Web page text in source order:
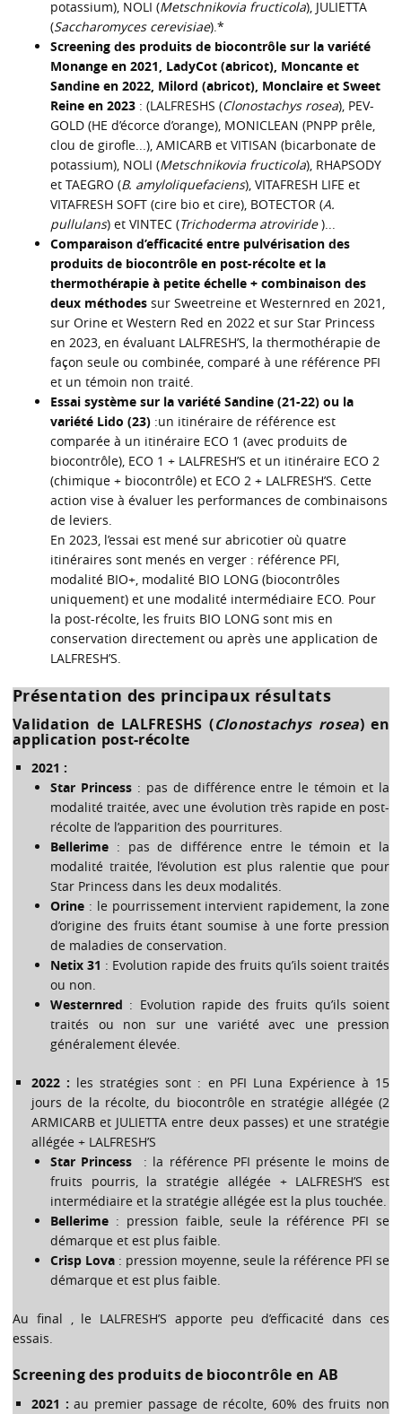
potassium), NOLI (Metschnikovia fructicola), JULIETTA
(Saccharomyces cerevisiae).*
Screening des produits de biocontrôle sur la variété
Monange en 2021, LadyCot (abricot), Moncante et
Sandine en 2022, Milord (abricot), Monclaire et Sweet
Reine en 2023 : (LALFRESHS (Clonostachys rosea), PEV-
GOLD (HE d’écorce d’orange), MONICLEAN (PNPP prêle,
clou de girofle...), AMICARB et VITISAN (bicarbonate de
potassium), NOLI (Metschnikovia fructicola), RHAPSODY
et TAEGRO (B. amyloliquefaciens), VITAFRESH LIFE et
VITAFRESH SOFT (cire bio et cire), BOTECTOR (A.
pullulans) et VINTEC (Trichoderma atroviride)...
Comparaison d’efficacité entre pulvérisation des
produits de biocontrôle en post-récolte et la
thermothérapie à petite échelle + combinaison des
deux méthodes sur Sweetreine et Westernred en 2021,
sur Orine et Western Red en 2022 et sur Star Princess
en 2023, en évaluant LALFRESH’S, la thermothérapie de
façon seule ou combinée, comparé à une référence PFI
et un témoin non traité.
Essai système sur la variété Sandine (21-22) ou la
variété Lido (23) :un itinéraire de référence est
comparée à un itinéraire ECO 1 (avec produits de
biocontrôle), ECO 1 + LALFRESH’S et un itinéraire ECO 2
(chimique + biocontrôle) et ECO 2 + LALFRESH’S. Cette
action vise à évaluer les performances de combinaisons
de leviers.
En 2023, l’essai est mené sur abricotier où quatre
itinéraires sont menés en verger : référence PFI,
modalité BIO+, modalité BIO LONG (biocontrôles
uniquement) et une modalité intermédiaire ECO. Pour
la post-récolte, les fruits BIO LONG sont mis en
conservation directement ou après une application de
LALFRESH’S.
Présentation des principaux résultats
Validation de LALFRESHS (Clonostachys rosea) en
application post-récolte
2021 :
Star Princess: pas de différence entre le témoin et la
modalité traitée, avec une évolution très rapide en post-
récolte de l’apparition des pourritures.
Bellerime : pas de différence entre le témoin et la
modalité traitée, l’évolution est plus ralentie que pour
Star Princess dans les deux modalités.
Orine : le pourrissement intervient rapidement, la zone
d’origine des fruits étant soumise à une forte pression
de maladies de conservation.
Netix 31 : Evolution rapide des fruits qu’ils soient traités
ou non.
Westernred : Evolution rapide des fruits qu’ils soient
traités ou non sur une variété avec une pression
généralement élevée.
2022 : les stratégies sont : en PFI Luna Expérience à 15
jours de la récolte, du biocontrôle en stratégie allégée (2
ARMICARB et JULIETTA entre deux passes) et une stratégie
allégée + LALFRESH’S
Star Princess
: la référence PFI présente le moins de
fruits pourris, la stratégie allégée + LALFRESH’S est
intermédiaire et la stratégie allégée est la plus touchée.
Bellerime : pression faible, seule la référence PFI se
démarque et est plus faible.
Crisp Lova : pression moyenne, seule la référence PFI se
démarque et est plus faible.
Au final , le LALFRESH’S apporte peu d’efficacité dans ces
essais.
Screening des produits de biocontrôle en AB
2021 : au premier passage de récolte, 60% des fruits non